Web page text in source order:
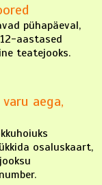
pühapäeval,
aastased
teatejooks.
aega,
osaluskaart,